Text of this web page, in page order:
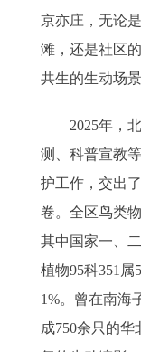
京亦庄，无论
滩，还是社区
共生的生动场景
2025年，北
测、科普宣教
护工作，交出
卷。全区鸟类
其中国家一、
植物95科351属
1%。曾在南海
成750余只的